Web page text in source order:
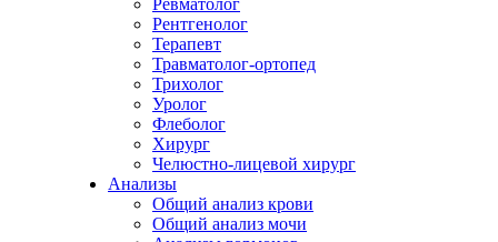
Ревматолог
Рентгенолог
Терапевт
Травматолог-ортопед
Трихолог
Уролог
Флеболог
Хирург
Челюстно-лицевой хирург
Анализы
Общий анализ крови
Общий анализ мочи